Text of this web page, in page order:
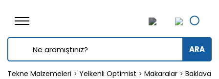
ARA
Tekne Malzemeleri Yelkenli Optimist Makaralar Baklava